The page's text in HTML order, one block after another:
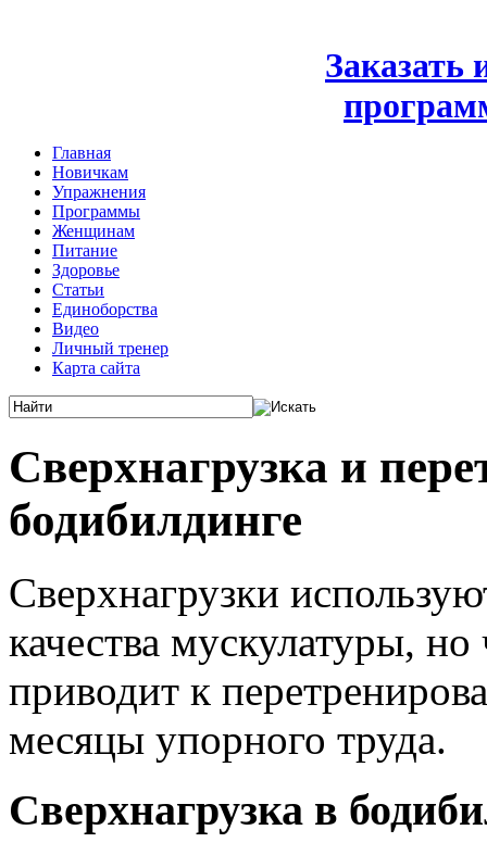
Заказать
Главная
Новичкам
Упражнения
Программы
Женщинам
Питание
Здоровье
Статьи
Единоборства
Видео
Личный тренер
Карта сайта
Сверхнагрузка и
бодибилдинге
Сверхнагрузки
качества мускулатуры,
приводит к
месяцы упорного труда.
Сверхнагрузка в